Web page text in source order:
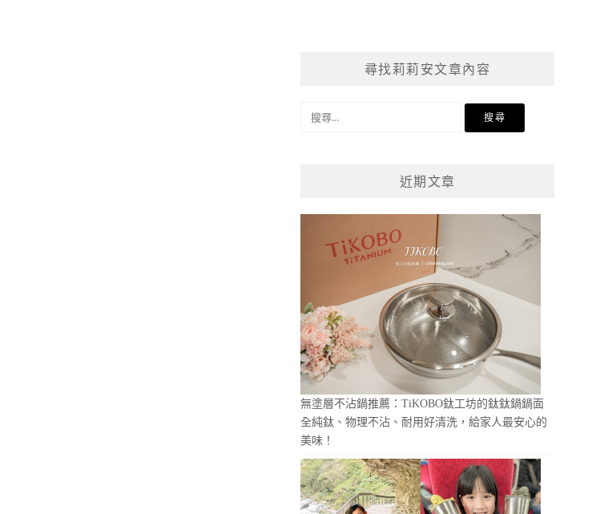
尋找莉莉安文章內容
近期文章
無塗層不沾鍋推薦：TiKOBO鈦工坊的鈦鈦鍋鍋面
全純鈦、物理不沾、耐用好清洗，給家人最安心的
美味！